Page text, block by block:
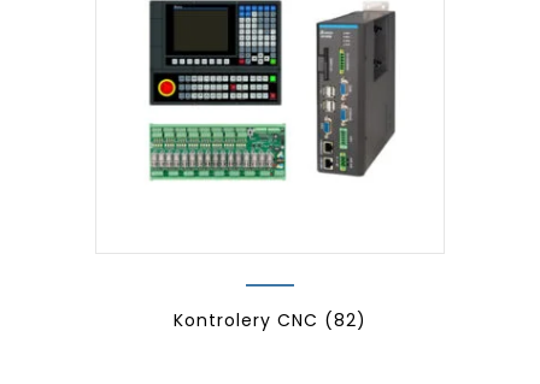
Kontrolery CNC (82)